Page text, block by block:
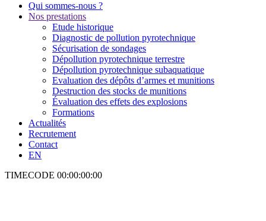
Qui sommes-nous ?
Nos prestations
Etude historique
Diagnostic de pollution pyrotechnique
Sécurisation de sondages
Dépollution pyrotechnique terrestre
Dépollution pyrotechnique subaquatique
Evaluation des dépôts d’armes et munitions
Destruction des stocks de munitions
Évaluation des effets des explosions
Formations
Actualités
Recrutement
Contact
EN
TIMECODE 00:00:00:00